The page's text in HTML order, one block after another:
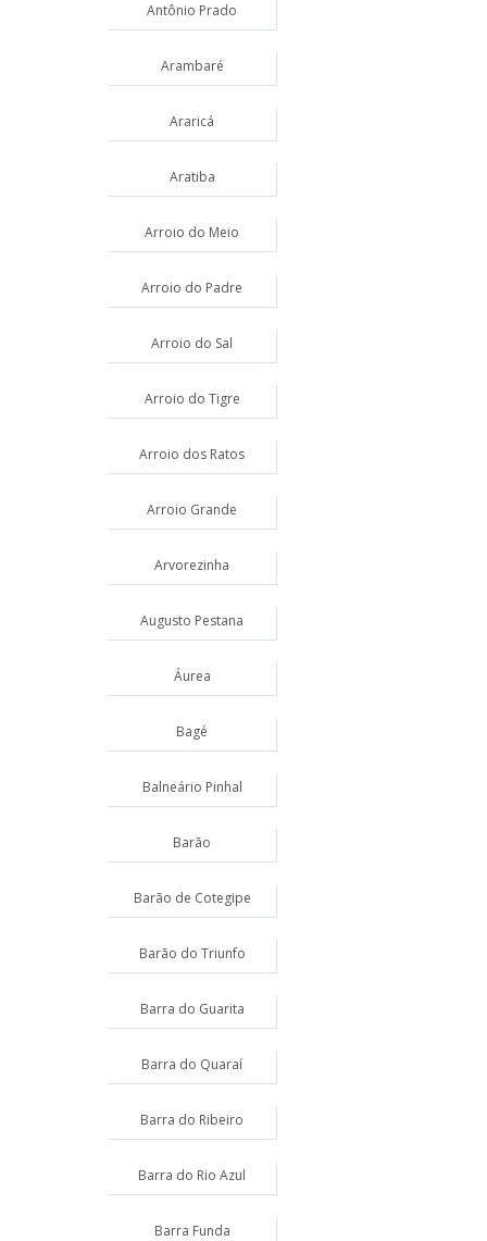
Antônio Prado
Arambaré
Araricá
Aratiba
Arroio do Meio
Arroio do Padre
Arroio do Sal
Arroio do Tigre
Arroio dos Ratos
Arroio Grande
Arvorezinha
Augusto Pestana
Áurea
Bagé
Balneário Pinhal
Barão
Barão de Cotegipe
Barão do Triunfo
Barra do Guarita
Barra do Quaraí
Barra do Ribeiro
Barra do Rio Azul
Barra Funda